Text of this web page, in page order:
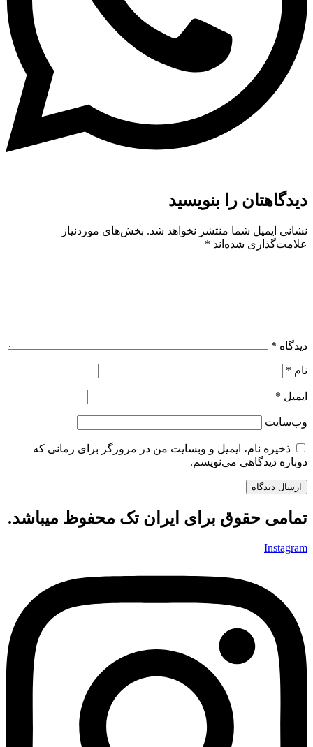
دیدگاهتان را بنویسید
نشانی ایمیل شما منتشر نخواهد شد. بخش‌های موردنیاز
علامت‌گذاری شده‌اند *
دیدگاه *
نام *
ایمیل *
وب‌سایت
ذخیره نام، ایمیل و وبسایت من در مرورگر برای زمانی که
دوباره دیدگاهی می‌نویسم.
تمامی حقوق برای ایران تک محفوظ میباشد.
Instagram